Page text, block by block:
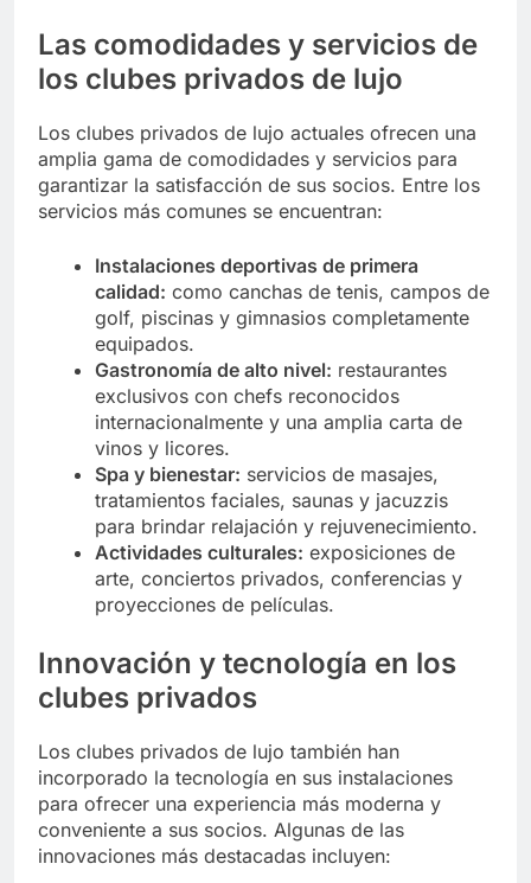
Las comodidades y servicios de
los clubes privados de lujo
Los clubes privados de lujo actuales ofrecen una
amplia gama de comodidades y servicios para
garantizar la satisfacción de sus socios. Entre los
servicios más comunes se encuentran:
Instalaciones deportivas de primera
calidad: como canchas de tenis, campos de
golf, piscinas y gimnasios completamente
equipados.
Gastronomía de alto nivel: restaurantes
exclusivos con chefs reconocidos
internacionalmente y una amplia carta de
vinos y licores.
Spa y bienestar: servicios de masajes,
tratamientos faciales, saunas y jacuzzis
para brindar relajación y rejuvenecimiento.
Actividades culturales: exposiciones de
arte, conciertos privados, conferencias y
proyecciones de películas.
Innovación y tecnología en los
clubes privados
Los clubes privados de lujo también han
incorporado la tecnología en sus instalaciones
para ofrecer una experiencia más moderna y
conveniente a sus socios. Algunas de las
innovaciones más destacadas incluyen: